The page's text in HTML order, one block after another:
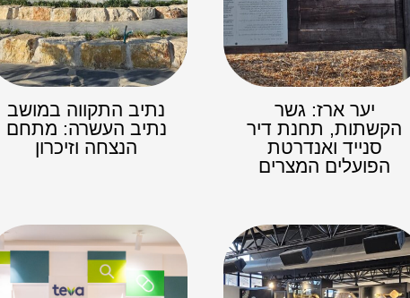
יער ארז: גשר
הקשתות, תחנת דיר
סנייד ואנדרטת
הפועלים המצרים
נתיב התקווה במושב
נתיב העשרה: מתחם
הנצחה וזיכרון